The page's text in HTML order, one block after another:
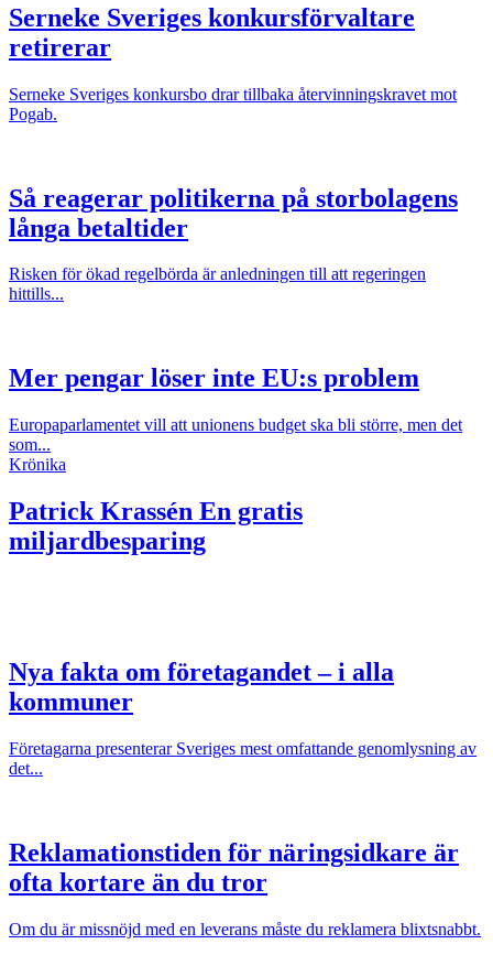
Serneke Sveriges konkursförvaltare
retirerar
Serneke Sveriges konkursbo drar tillbaka återvinningskravet mot
Pogab.
Så reagerar politikerna på storbolagens
långa betaltider
Risken för ökad regelbörda är anledningen till att regeringen
hittills...
Mer pengar löser inte EU:s problem
Europaparlamentet vill att unionens budget ska bli större, men det
som...
Krönika
Patrick Krassén En gratis
miljardbesparing
Nya fakta om företagandet – i alla
kommuner
Företagarna presenterar Sveriges mest omfattande genomlysning av
det...
Reklamationstiden för näringsidkare är
ofta kortare än du tror
Om du är missnöjd med en leverans måste du reklamera blixtsnabbt.